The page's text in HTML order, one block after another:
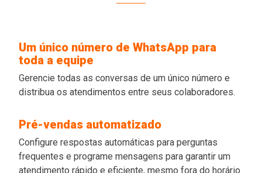
Um único número de WhatsApp para
toda a equipe
Gerencie todas as conversas de um único número e
distribua os atendimentos entre seus colaboradores.
Pré-vendas automatizado
Configure respostas automáticas para perguntas
frequentes e programe mensagens para garantir um
atendimento rápido e eficiente, mesmo fora do horário